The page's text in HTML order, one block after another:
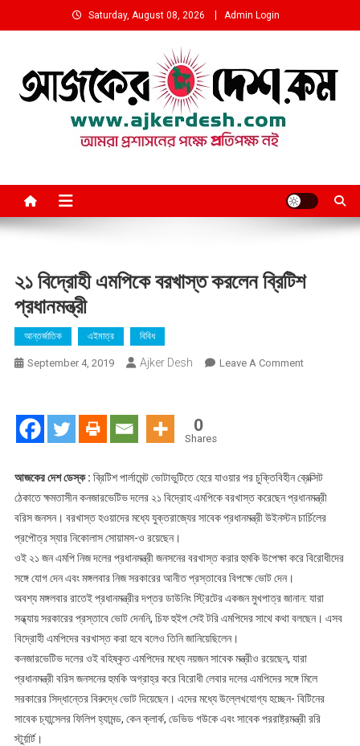
to
Saturday, August 08, 2026 Admin Login
২১ বিদ্রোহী এমপিকে বরখাস্ত করলেন ব্রিটিশ
প্রধানমন্ত্রী
আন্তর্জাতিক এইমাত্র বিবিধ
September 4, 2019 Ajker Desh Leave A CommentOn
ব্রিটিশ
প্রধানমন্ত্রী
0
Shares
আজকের দেশ ডেস্ক : ব্রিটিশ পার্লামেন্ট ভোটাভুটিতে হেরে যাওয়ার পর চুক্তিবিহীন ব্রেক্সিট
ঠেকাতে ক্ষমতাসীন কনজারভেটিভ দলের ২১ বিদ্রোহ এমপিকে বরখাস্ত করেছেন প্রধানমন্ত্রী
বরিস জনসন। বরখাস্ত হওয়াদের মধ্যে যুক্তরাজ্যের সাবেক প্রধানমন্ত্রী উইনস্টন চার্চিলের
প্রপৌত্র স্যার নিকোলাস সোয়ামস-ও রয়েছেন।
ওই ২১ জন এমপি নিজ দলের প্রধানমন্ত্রী জনসনের বরখাস্ত করার হুমকি উপেক্ষা করে বিরোধীদের
সঙ্গে যোগ দেন এবং মঙ্গলবার নিজ সরকারের আনীত প্রস্তাবের বিপক্ষে ভোট দেন।
অবশ্য মঙ্গলবার রাতেই প্রধানমন্ত্রীর দপ্তর ডাউনিং স্ট্রিটের একজন মুখপাত্র জানান: যারা
সন্ধ্যায় সরকারের প্রস্তাবে ভোট দেননি, চিফ হুইপ সেই টরি এমপিদের সাথে কথা বলছেন। এসব
বিদ্রোহী এমপিদের বরখাস্ত করা হবে বলেও তিনি জানিয়েছিলেন।
কনজারভেটিভ দলের ওই বহিষ্কৃত এমপিদের মধ্যে নয়জন সাবেক মন্ত্রীও রয়েছেন, যারা
প্রধানমন্ত্রী বরিস জনসনের হুমকি অগ্রাহ্র করে বিরোধী লেবার দলের এমপিদের সঙ্গে মিলে
সরকারের সিদ্ধান্তের বিরুদ্ধে ভোট দিয়েছেন। এদের মধ্যে উল্লেখযোগ্য হচ্ছেন- বিটিনের
সাবেক চ্যান্সেলর ফিলিপ হ্যামন্ড, কেন ক্লার্ক, ডেভিড গউকে এবং সাবেক পররাষ্ট্রমন্ত্রী ররি
স্টুর্য়ার্ট।